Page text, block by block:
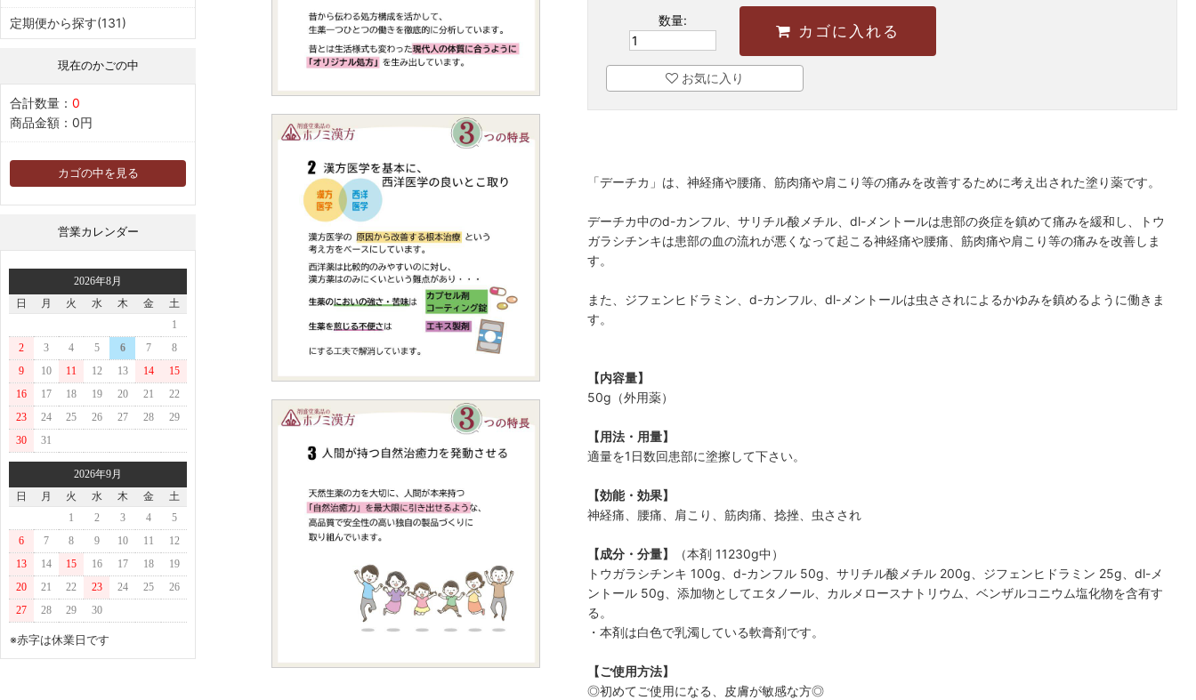
定期便から探す(131)
現在のかごの中
合計数量： 0
商品金額： 0円
カゴの中を見る
営業カレンダー
2026年8月
日
月 火 水 木 金
土
1
2
3 4 5 6 7
8
9
10 11 12 13 14
15
16
17 18 19 20 21
22
23
24 25 26 27 28
29
30
31
2026年9月
日
月 火 水 木 金
土
1
2 3 4
5
6
7 8 9 10 11
12
13
14 15 16 17 18
19
20
21 22 23 24 25
26
27
28 29 30
※赤字は休業日です
数量:
カゴに入れる
お気に入り
「デーチカ」は、神経痛や腰痛、筋肉痛や肩こり等の痛みを改善するために考え出された塗り薬です。
デーチカ中のd-カンフル、サリチル酸メチル、dl-メントールは患部の炎症を鎮めて痛みを緩和し、トウ
ガラシチンキは患部の血の流れが悪くなって起こる神経痛や腰痛、筋肉痛や肩こり等の痛みを改善しま
す。
また、ジフェンヒドラミン、d-カンフル、dl-メントールは虫さされによるかゆみを鎮めるように働きま
す。
【内容量】
50g（外用薬）
【用法・用量】
適量を1日数回患部に塗擦して下さい。
【効能・効果】
神経痛、腰痛、肩こり、筋肉痛、捻挫、虫さされ
【成分・分量】
（本剤 11230g中）
トウガラシチンキ 100g、d-カンフル 50g、サリチル酸メチル 200g、ジフェンヒドラミン 25g、dl-メ
ントール 50g、添加物としてエタノール、カルメロースナトリウム、ベンザルコニウム塩化物を含有す
る。
・本剤は白色で乳濁している軟膏剤です。
【ご使用方法】
◎初めてご使用になる、皮膚が敏感な方◎